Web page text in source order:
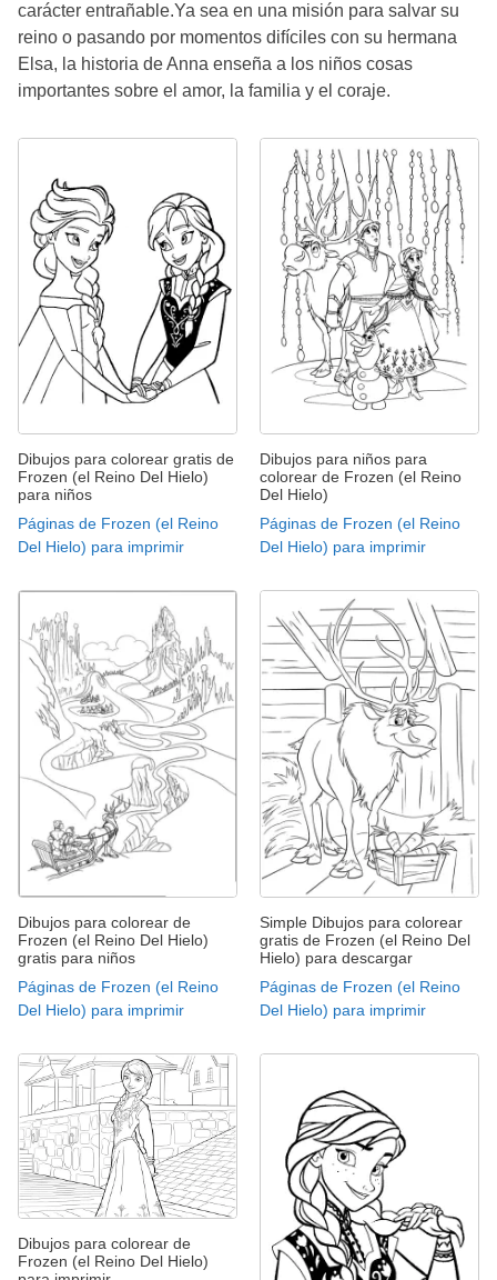
carácter entrañable.Ya sea en una misión para salvar su
reino o pasando por momentos difíciles con su hermana
Elsa, la historia de Anna enseña a los niños cosas
importantes sobre el amor, la familia y el coraje.
Dibujos para colorear gratis de
Frozen (el Reino Del Hielo)
para niños
Páginas de Frozen (el Reino
Del Hielo) para imprimir
Dibujos para niños para
colorear de Frozen (el Reino
Del Hielo)
Páginas de Frozen (el Reino
Del Hielo) para imprimir
Dibujos para colorear de
Frozen (el Reino Del Hielo)
gratis para niños
Páginas de Frozen (el Reino
Del Hielo) para imprimir
Simple Dibujos para colorear
gratis de Frozen (el Reino Del
Hielo) para descargar
Páginas de Frozen (el Reino
Del Hielo) para imprimir
Dibujos para colorear de
Frozen (el Reino Del Hielo)